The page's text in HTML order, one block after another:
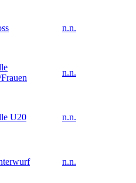
n.n.
n.n.
U20 n.n.
n.n.